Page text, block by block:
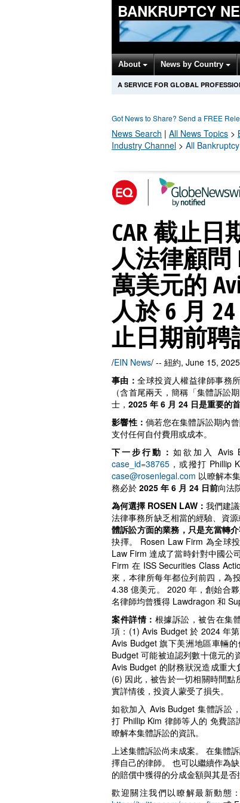
BANKRUPTCY
About News by Country
A SERVICE FOR GLOBAL
Got News to Share? Send a FREE
News Search | All News Topics >
Industry Channel > All
CAR 截止
人法律顧問
萬美元的
人於 6 月
止日期前聘
/EIN News/ -- 紐約, June 15,
事由：全球投資人權益律師事務
（含首尾兩天，簡稱「集體訴訟
士， 2025 年 6 月 24 日是重要的
影響性：倘若您在集體訴訟期內
支付任何自付費用或成本。
下一步行動： 如欲加入 Avis
case_id=38765 ，或撥打 Phillip
case@rosenlegal.com 以瞭解本
務必於 2025 年 6 月 24 日前向法
為何選擇 ROSEN LAW：我們建
法律事務所缺乏相當的經驗、資源
體訴訟方面的業務，只是充當轉
抉擇。 Rosen Law Firm 為全球
Law Firm 達成了當時針對中國公
Firm 在 ISS Securities Class
來，本律所每年都位列前四，為
4.38 億美元。 2020 年，創始合
名律師均曾獲得 Lawdragon 和
案件詳情： 根據訴訟，被告在集
項：(1) Avis Budget 於 2024 年
Avis Budget 旗下美洲地區車輛
Budget 可能被迫認列數十億元的
Avis Budget 的財務狀況造成重大
(6) 因此，被告於一切相關時間
實詳情後，投資人蒙受了損失。
如欲加入 Avis Budget 集體訴訟
打 Phillip Kim 律師等人的 免費
瞭解本集體訴訟的資訊。
上述集體訴訟尚未成案。 在集體
擇自己的律師。 也可以繼續作為
的賠償中獲得的分成金額與其是否
歡迎關注我們以瞭解最新動態：